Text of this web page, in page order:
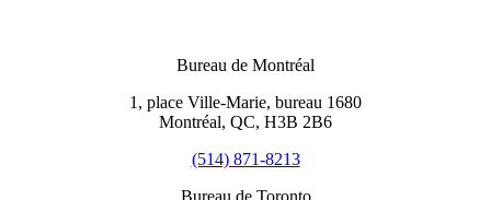
Bureau de Montréal
1, place Ville-Marie, bureau 1680
Montréal, QC, H3B 2B6
(514) 871-8213
Bureau de Toronto